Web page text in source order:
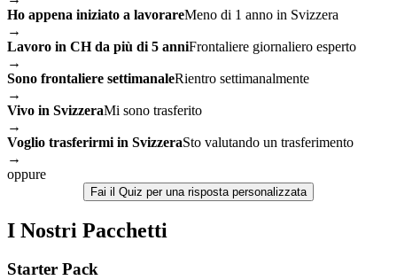
Ho appena iniziato a lavorareMeno di 1 anno in Svizzera
→
Lavoro in CH da più di 5 anniFrontaliere giornaliero esperto
→
Sono frontaliere settimanaleRientro settimanalmente
→
Vivo in SvizzeraMi sono trasferito
→
Voglio trasferirmi in SvizzeraSto valutando un trasferimento
→
oppure
Fai il Quiz per una risposta personalizzata
I Nostri Pacchetti
Starter Pack